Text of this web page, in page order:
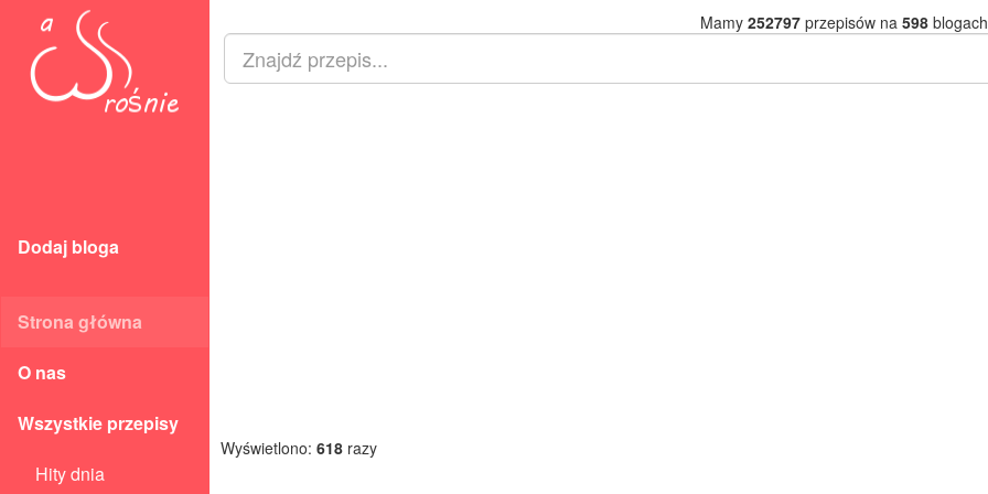
Dodaj bloga
Strona główna
O nas
Wszystkie przepisy
Hity dnia
Mamy 252797przepisów na 598
Wyświetlono: 618 razy